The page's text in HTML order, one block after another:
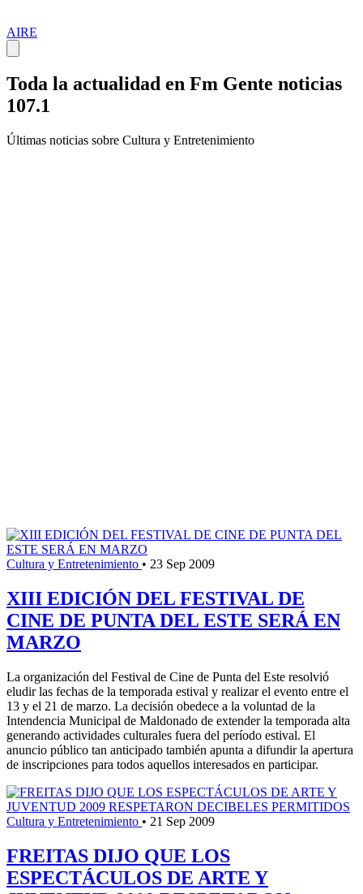
AIRE
Toda la actualidad en Fm Gente noticias
107.1
Últimas noticias sobre Cultura y Entretenimiento
Cultura y Entretenimiento • 23 Sep 2009
XIII EDICIÓN DEL FESTIVAL DE
CINE DE PUNTA DEL ESTE SERÁ EN
MARZO
La organización del Festival de Cine de Punta del Este resolvió
eludir las fechas de la temporada estival y realizar el evento entre el
13 y el 21 de marzo. La decisión obedece a la voluntad de la
Intendencia Municipal de Maldonado de extender la temporada alta
generando actividades culturales fuera del período estival. El
anuncio público tan anticipado también apunta a difundir la apertura
de inscripciones para todos aquellos interesados en participar.
Cultura y Entretenimiento • 21 Sep 2009
FREITAS DIJO QUE LOS
ESPECTÁCULOS DE ARTE Y